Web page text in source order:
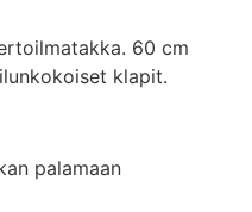
60 cm
klapit.
palamaan